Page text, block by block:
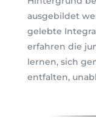
ausgebildet
gelebte
erfahren die
lernen, sich
entfalten,